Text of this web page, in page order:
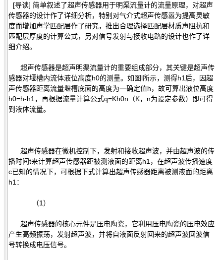
[导读] 简单叙述了超声传感器用于明渠流量计的流量原理，对超声
传感器的设计作了详细分析，特别对气介式超声传感嚣为提高灵敏
度而增加声学匹配层作了研究，推出合理选择匹配层材质声阻抗和
匹配层厚度的计算公式，另对信号发射与接收电路的设计也作了详
细介绍。
超声传感器是超声明渠流量计的重要组成部分，其关键是超声传
感器对堰槽内流体液位高度h0的测量。如图l所示，测得h1后，因超
声传感器距离流量堰槽底面的高度为一确定值h，故可算出液位高度
h0=h-h1，再根据流量计算公式q=Kh0n（K，n为设定参数）即可得
到液体流量。
超声传感器在微机控制下，发射和接收超声波，并由超声波的传
播时间t来计算超声传感器距被测液面的距离h1，在超声波传播速度
c已知的情况下，可根据下式计算出超声传感器距离被测液面的距离
h1：
（1）
超声传感器的核心元件是压电陶瓷，它利用压电陶瓷的压电效应
产生高频振荡，发射超声波，并将自液面反射回来的超声波回波信
号转换成电压信号。